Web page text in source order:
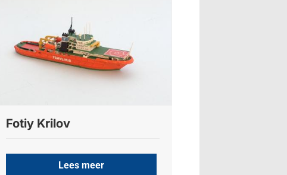
Fotiy Krilov
Lees meer